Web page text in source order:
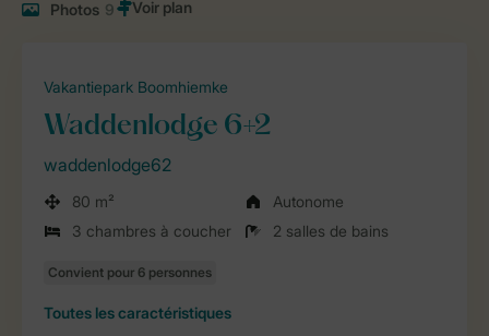
Photos 9
Vakantiepark Boomhiemke
Waddenlodge 6+2
waddenlodge62
80 m²
Autonome
3 chambres à coucher
2 salles de bains
Toutes les caractéristiques